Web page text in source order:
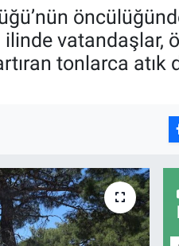
ilinde
tonlarca